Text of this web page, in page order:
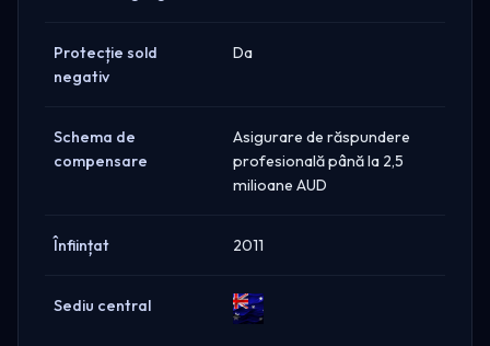
Protecție sold
negativ
Da
Schema de
compensare
Asigurare de răspundere
profesională până la 2,5
milioane AUD
Înființat 2011
Sediu central